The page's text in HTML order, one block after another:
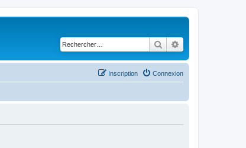
Rechercher
Connexion
Inscription